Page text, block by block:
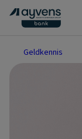
Geldkennis